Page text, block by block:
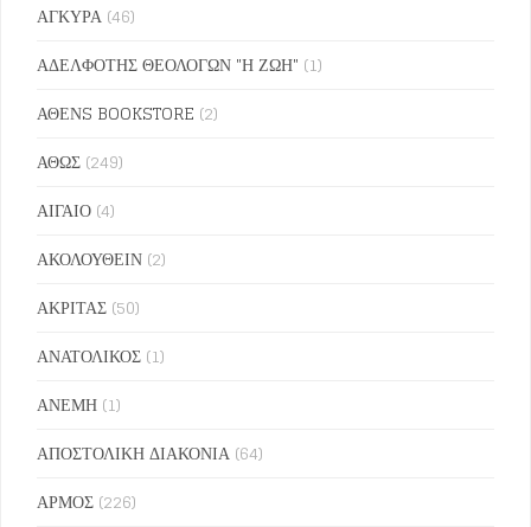
ΑΓΚΥΡΑ (46)
ΑΔΕΛΦΟΤΗΣ ΘΕΟΛΟΓΩΝ "Η ΖΩΗ" (1)
ΑΘΕΝS BOOKSTORE (2)
ΑΘΩΣ (249)
ΑΙΓΑΙΟ (4)
ΑΚΟΛΟΥΘΕΙΝ (2)
ΑΚΡΙΤΑΣ (50)
ΑΝΑΤΟΛΙΚΟΣ (1)
ΑΝΕΜΗ (1)
ΑΠΟΣΤΟΛΙΚΗ ΔΙΑΚΟΝΙΑ (64)
ΑΡΜΟΣ (226)